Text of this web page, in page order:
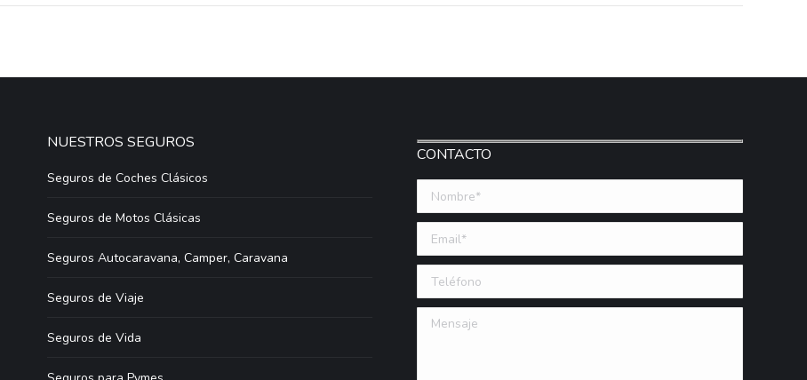
NUESTROS SEGUROS
Seguros de Coches Clásicos
Seguros de Motos Clásicas
Seguros Autocaravana, Camper, Caravana
Seguros de Viaje
Seguros de Vida
CONTACTO
Nombre *
Email (requerido)
Teléfono
Mensaje